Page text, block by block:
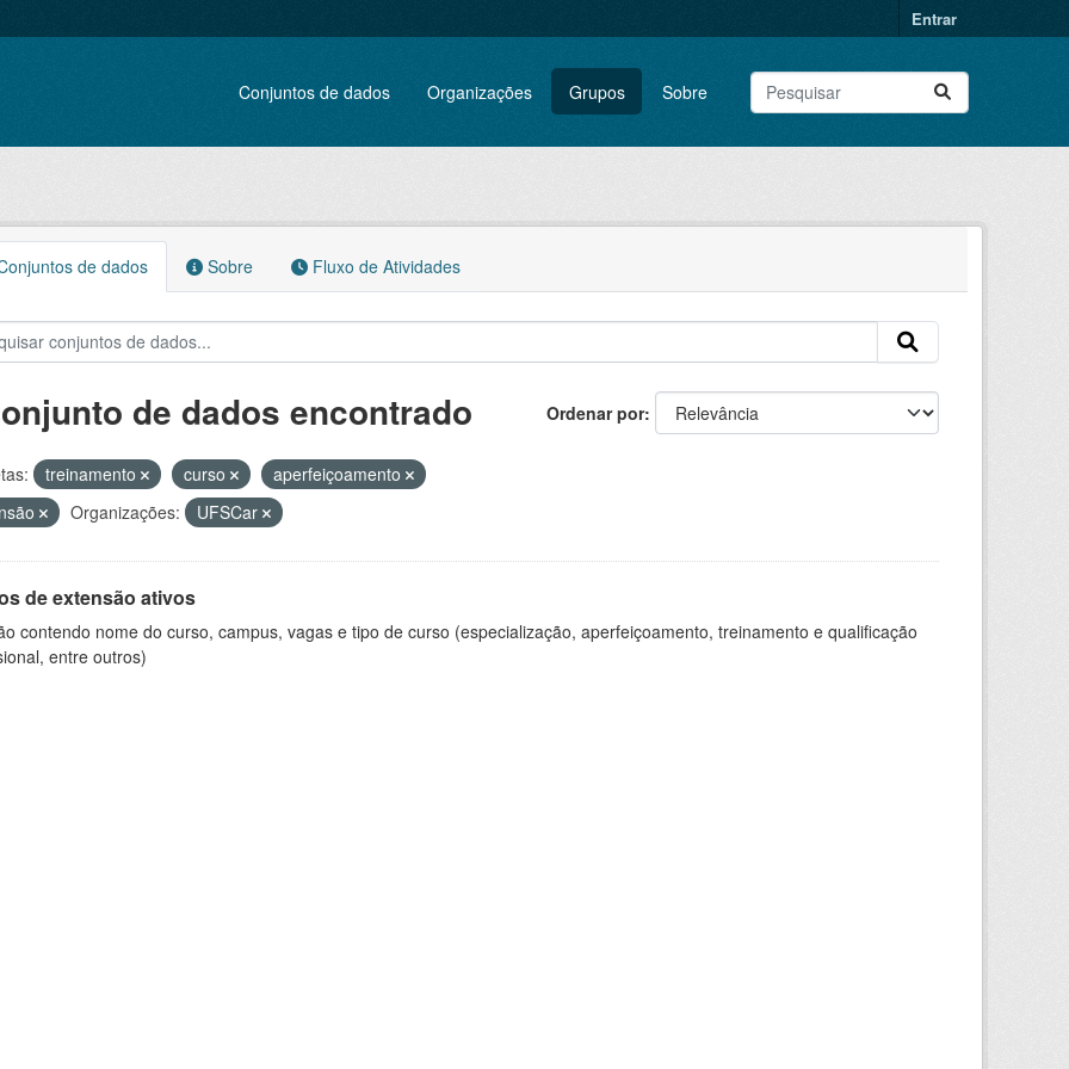
Entrar
Conjuntos de dados Organizações Grupos Sobre
de dados Sobre Fluxo de Atividades
Ordenar por
de dados encontrado
treinamento curso
aperfeiçoamento
Organizações: UFSCar
de extensão ativos
contendo nome do curso, campus, vagas e tipo de curso (especialização, aperfeiçoamento, treinamento e qualificação
entre outros)